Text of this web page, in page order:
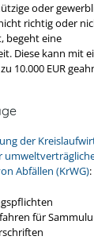
oder
richtig oder
begeht eine
Diese kann mit
10.000 EUR
der
Abfällen (KrWG):
für